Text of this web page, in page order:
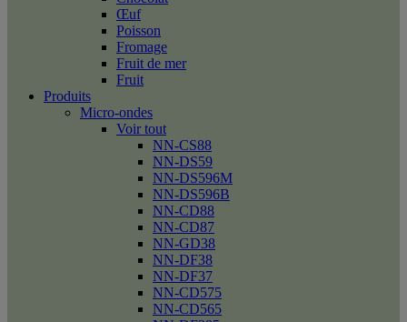
Œuf
Poisson
Fromage
Fruit de mer
Fruit
Produits
Micro-ondes
Voir tout
NN-CS88
NN-DS59
NN-DS596M
NN-DS596B
NN-CD88
NN-CD87
NN-GD38
NN-DF38
NN-DF37
NN-CD575
NN-CD565